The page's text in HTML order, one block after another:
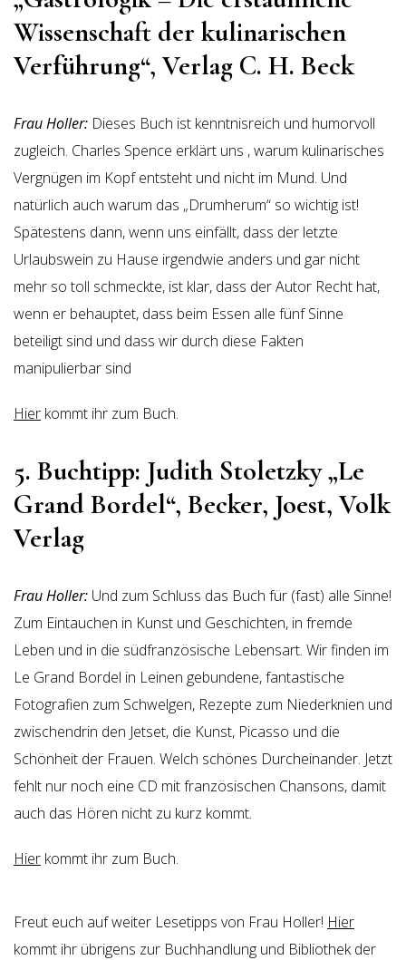
Wissenschaft der kulinarischen
Verführung“, Verlag C. H. Beck
Frau Holler: Dieses Buch ist kenntnisreich und humorvoll
zugleich. Charles Spence erklärt uns , warum kulinarisches
Vergnügen im Kopf entsteht und nicht im Mund. Und
natürlich auch warum das „Drumherum“ so wichtig ist!
Spätestens dann, wenn uns einfällt, dass der letzte
Urlaubswein zu Hause irgendwie anders und gar nicht
mehr so toll schmeckte, ist klar, dass der Autor Recht hat,
wenn er behauptet, dass beim Essen alle fünf Sinne
beteiligt sind und dass wir durch diese Fakten
manipulierbar sind
Hier kommt ihr zum Buch.
5. Buchtipp: Judith Stoletzky„Le
Grand Bordel“, Becker, Joest, Volk
Verlag
Frau Holler: Und zum Schluss das Buch für (fast) alle Sinne!
Zum Eintauchen in Kunst und Geschichten, in fremde
Leben und in die südfranzösische Lebensart. Wir finden im
Le Grand Bordel in Leinen gebundene, fantastische
Fotografien zum Schwelgen, Rezepte zum Niederknien und
zwischendrin den Jetset, die Kunst, Picasso und die
Schönheit der Frauen. Welch schönes Durcheinander. Jetzt
fehlt nur noch eine CD mit französischen Chansons, damit
auch das Hören nicht zu kurz kommt.
Hier kommt ihr zum Buch.
Freut euch auf weiter Lesetipps von Frau Holler! Hier
kommt ihr übrigens zur Buchhandlung und Bibliothek der